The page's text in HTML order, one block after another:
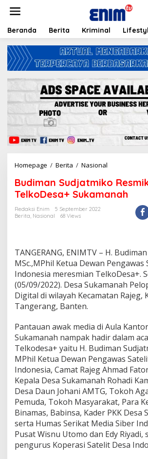
t
Beranda Berita Kriminal
Homepage / Berita / Nasional
d
i
m
j
a
t
m
i
k
e
s
m
i
k
a
n
T
e
l
k
o
D
e
s
Budiman Sudjatmiko
TelkoDesa+ Sukamanah
Redaksi Enim
5 September 2022
Berita, Nasional 68 Views
TANGERANG, ENIMTV – H.
MSc.,MPhil Ketua Dewan Pengawas
Indonesia meresmian TelkoDesa+.
(05/09/2022). Desa Sukamanah
Digital di wilayah Kecamatan Rajeg,
Tangerang, Banten.
Pantauan awak media di Aula
Sukamanah nampak hadir dalam
Telkodesa+ yaitu H. Budiman
MPhil Ketua Dewan Pengawas
Indonesia, Camat Rajeg Ahmad
Kepala Desa Sukamanah Rohadi
Desa Daun Johani AMTG, Tokoh
Pemuda, Tokoh Masyarakat, Para
Binamas, Babinsa, Kader PKK Desa
serta Humas Serikat Media Siber
Pusat Wisnu Utomo dan Edy Riyadi,
pengurus Koperasi Satelit Desa